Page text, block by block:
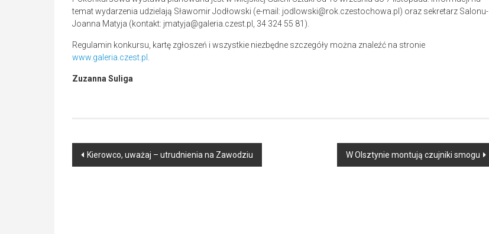
temat wydarzenia udzielają Sławomir Jodłowski (e-mail: jodlowski@rok.czestochowa.pl) oraz sekretarz Salonu-
Joanna Matyja (kontakt: jmatyja@galeria.czest.pl, 34 324 55 81).
Regulamin konkursu, kartę zgłoszeń i wszystkie niezbędne szczegóły można znaleźć na stronie
www.galeria.czest.pl .
Zuzanna Suliga
Post
Kierowco, uważaj – utrudnienia na Zawodziu W Olsztynie montują czujniki smogu